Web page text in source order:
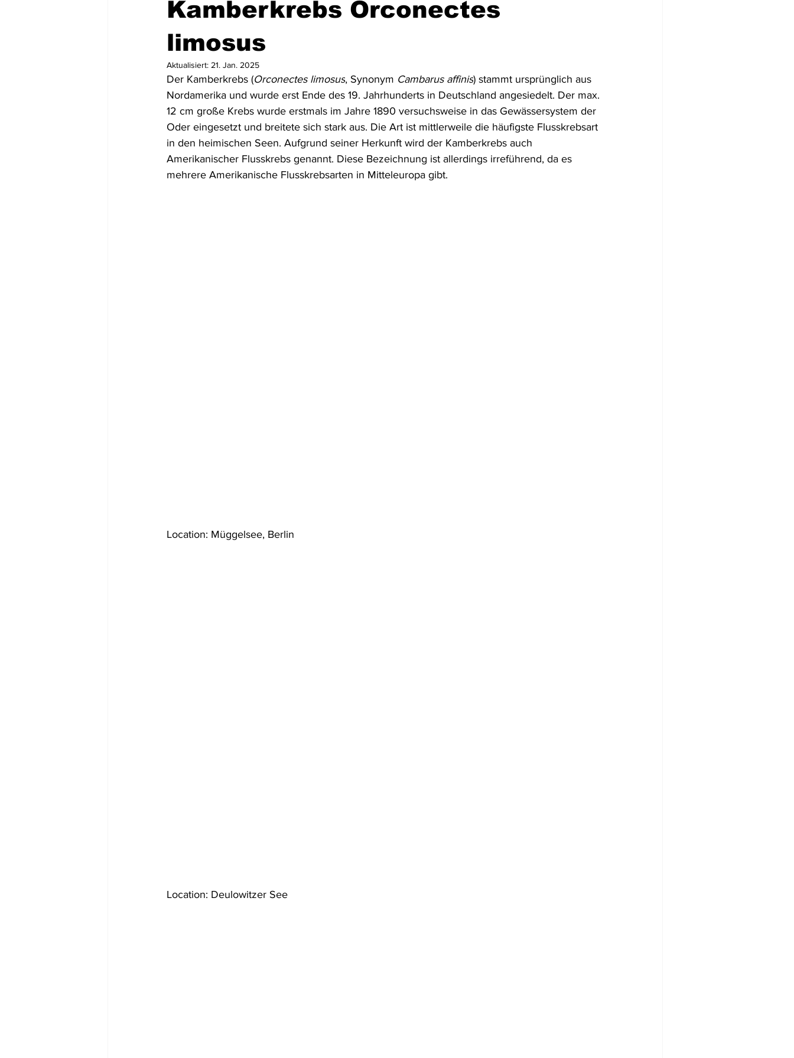
Mittel- und Südamerika
Dominikanische Republik Schatztauchen Mexiko Kolumbien Puerto Rico US Virgin Islands
St. Lucia Dominica Schottland Jordanien Griechenland Vereinigte Arabische Emirate
Kamberkrebs Orconectes
limosus
Aktualisiert: 21. Jan. 2025
Der Kamberkrebs (Orconectes limosus, Synonym Cambarus affinis) stammt ursprünglich aus
Nordamerika und wurde erst Ende des 19. Jahrhunderts in Deutschland angesiedelt. Der max.
12 cm große Krebs wurde erstmals im Jahre 1890 versuchsweise in das Gewässersystem der
Oder eingesetzt und breitete sich stark aus. Die Art ist mittlerweile die häufigste Flusskrebsart
in den heimischen Seen. Aufgrund seiner Herkunft wird der Kamberkrebs auch
Amerikanischer Flusskrebs genannt. Diese Bezeichnung ist allerdings irreführend, da es
mehrere Amerikanische Flusskrebsarten in Mitteleuropa gibt.
Location: Müggelsee, Berlin
Location: Deulowitzer See